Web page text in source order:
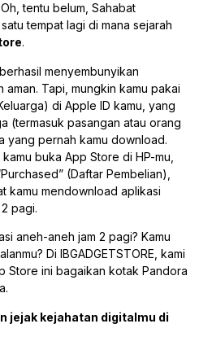
tentu belum, Sahabat
satu tempat lagi di mana sejarah
.
menyembunyikan
Tapi, mungkin kamu pakai
di Apple ID kamu, yang
(termasuk pasangan atau orang
yang pernah kamu download.
buka App Store di HP-mu,
(Daftar Pembelian),
kamu mendownload aplikasi
pagi.
aneh-aneh jam 2 pagi? Kamu
Di IBGADGETSTORE, kami
Store ini bagaikan kotak Pandora
jejak kejahatan digitalmu di